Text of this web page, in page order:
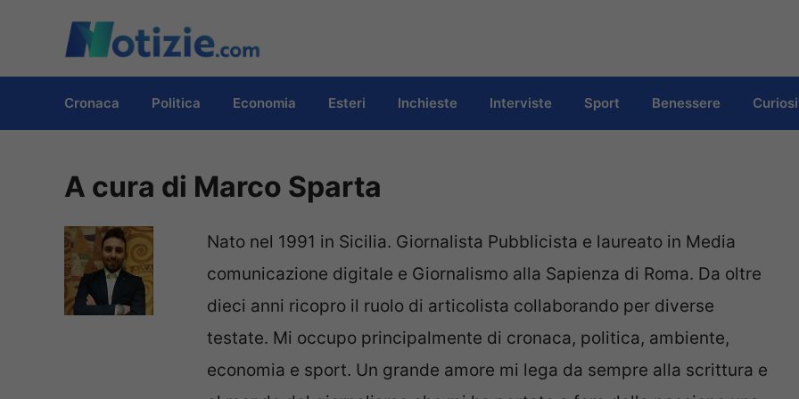
contenuto
Cronaca Politica Economia Esteri Inchieste Interviste Sport Benessere
A cura di Marco Sparta
Nato nel 1991 in Sicilia. Giornalista Pubblicista e laureato in Media
comunicazione digitale e Giornalismo alla Sapienza di Roma. Da oltre
dieci anni ricopro il ruolo di articolista collaborando per diverse
testate. Mi occupo principalmente di cronaca, politica, ambiente,
economia e sport. Un grande amore mi lega da sempre alla scrittura e